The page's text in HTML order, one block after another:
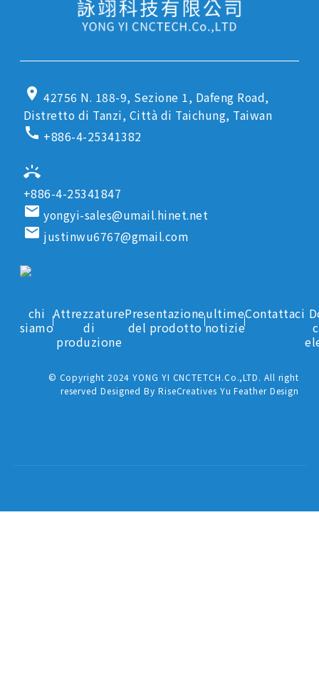
location_on 42756 N. 188-9, Sezione 1, Dafeng Road,
Distretto di Tanzi, Città di Taichung, Taiwan
call +886-4-25341382
ring_volume
+886-4-25341847
email yongyi-sales@umail.hinet.net
email justinwu6767@gmail.com
chi
siamo
Attrezzature
di
produzione
Presentazione
del prodotto
ultime
notizie
Contattaci
© Copyright 2024 YONG YI CNCTETCH.Co.,LTD. All right
reserved Designed By RiseCreatives Yu Feather Design